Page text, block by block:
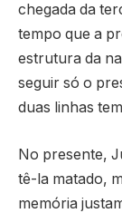
chegada da
tempo que a
estrutura da
seguir só o
duas linhas
No presente,
tê-la matado,
memória